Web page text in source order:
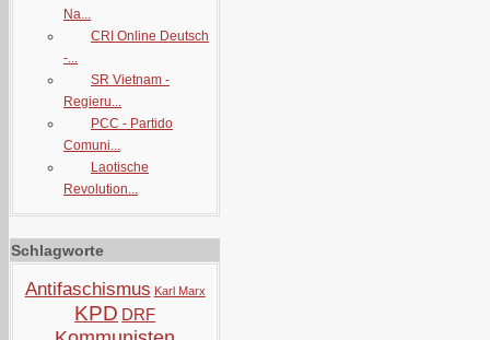
Na...
CRI Online Deutsch
-...
SR Vietnam -
Regieru...
PCC - Partido
Comuni...
Laotische
Revolution...
Schlagworte
Antifaschismus Karl Marx
KPD DRF